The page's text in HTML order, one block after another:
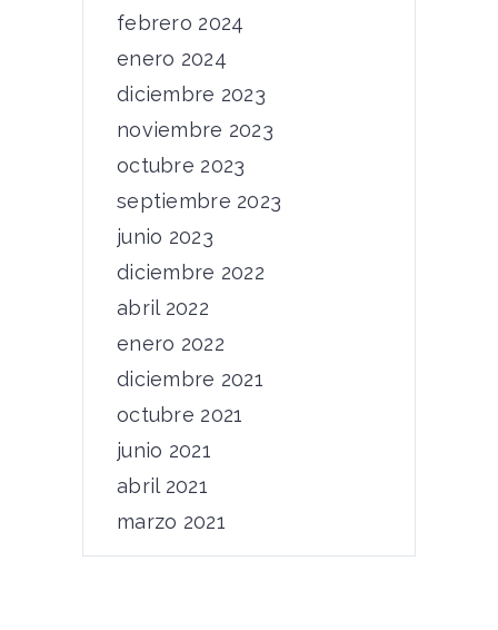
febrero 2024
enero 2024
diciembre 2023
noviembre 2023
octubre 2023
septiembre 2023
junio 2023
diciembre 2022
abril 2022
enero 2022
diciembre 2021
octubre 2021
junio 2021
abril 2021
marzo 2021